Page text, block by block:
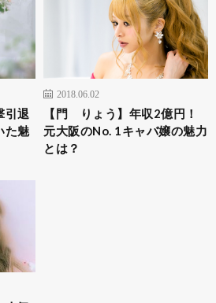
引退
た魅
2018.06.02
【門 りょう】年収2億円！
元大阪のNo. 1キャバ嬢の魅力
とは？